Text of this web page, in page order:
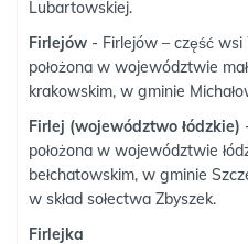
Lubartowskiej.
Firlejów - Firlejów – część
położona w województwie
krakowskim, w gminie
Firlej (województwo łódzkie)
położona w województwie
bełchatowskim, w gminie
w skład sołectwa Zbyszek.
Firlejka